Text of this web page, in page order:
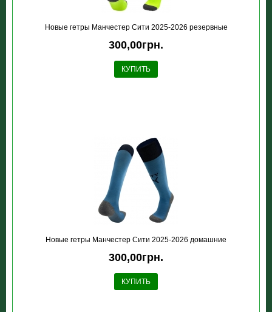
Новые гетры Манчестер Сити 2025-2026 резервные
300,00грн.
КУПИТЬ
Новые гетры Манчестер Сити 2025-2026 домашние
300,00грн.
КУПИТЬ